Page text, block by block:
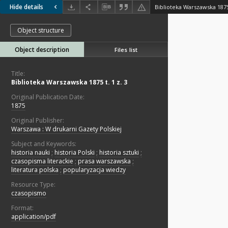
Hide details Biblioteka Warszawska
Object structure
Object description Files list
Title:
Biblioteka Warszawska 1875 t. 1 z. 3
Original Publication Date:
1875
Original Publisher:
Warszawa : W drukarni Gazety Polskiej
Subject and Keywords:
historia nauki ; historia Polski ; historia sztuki ;
czasopisma literackie ; prasa warszawska ;
literatura polska ; popularyzacja wiedzy
Resource Type:
czasopismo
Format:
application/pdf